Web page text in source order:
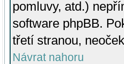
pomluvy, atd.)
software phpBB.
třetí stranou,
Návrat nahoru